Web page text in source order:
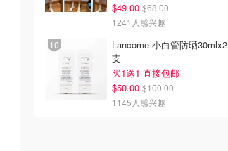
$49.00 $68.00
1241人感兴趣
Lancome 小白管防晒30mlx2
支
买1送1 直接包邮
$50.00 $100.00
1145人感兴趣